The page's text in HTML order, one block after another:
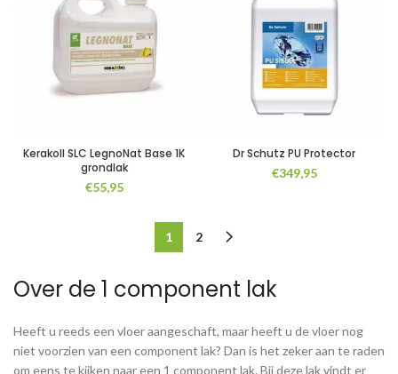
Kerakoll SLC LegnoNat Base 1K
grondlak
€55,95
Dr Schutz PU Protector
€349,95
1 2
Over de 1 component lak
Heeft u reeds een vloer aangeschaft, maar heeft u de vloer nog
niet voorzien van een component lak? Dan is het zeker aan te raden
om eens te kijken naar een 1 component lak. Bij deze lak vindt er